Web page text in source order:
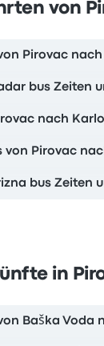
von
Pirovac
bus Zeiten
nach
von Pirovac
bus Zeiten
in
Baška Voda